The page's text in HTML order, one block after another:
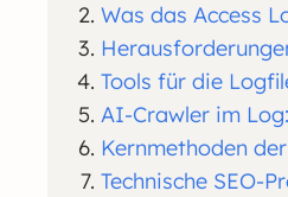
Was das Access
Tools für die
AI-Crawler im
Kernmethoden
Technische SEO-